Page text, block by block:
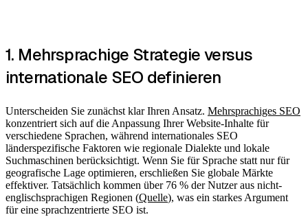
1. Mehrsprachige Strategie versus
internationale SEO definieren
Unterscheiden Sie zunächst klar Ihren Ansatz. Mehrsprachiges SEO
konzentriert sich auf die Anpassung Ihrer Website-Inhalte für
verschiedene Sprachen, während internationales SEO
länderspezifische Faktoren wie regionale Dialekte und lokale
Suchmaschinen berücksichtigt. Wenn Sie für Sprache statt nur für
geografische Lage optimieren, erschließen Sie globale Märkte
effektiver. Tatsächlich kommen über 76 % der Nutzer aus nicht-
englischsprachigen Regionen (Quelle), was ein starkes Argument
für eine sprachzentrierte SEO ist.